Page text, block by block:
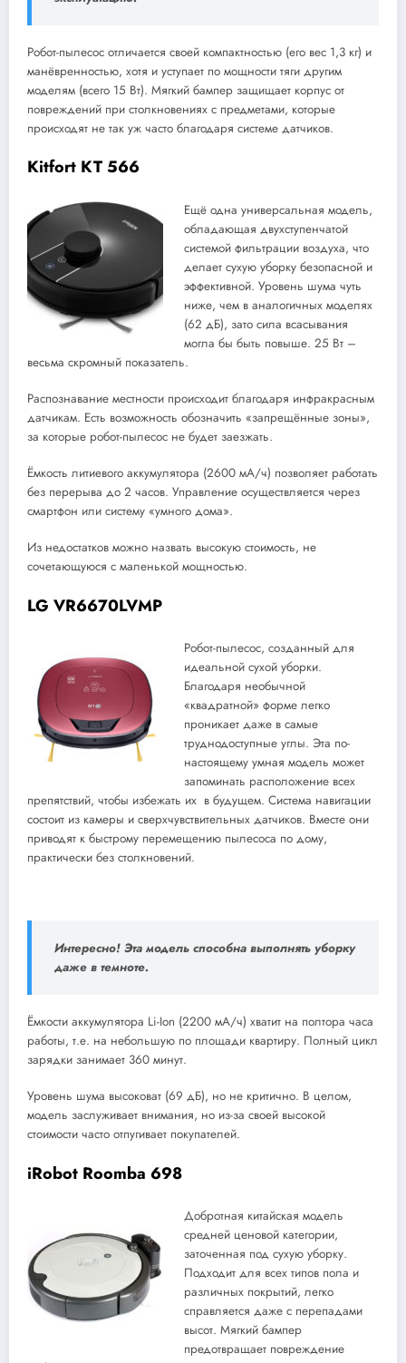
Робот-пылесос отличается своей компактностью (его вес 1,3 кг) и
манёвренностью, хотя и уступает по мощности тяги другим
моделям (всего 15 Вт). Мягкий бампер защищает корпус от
повреждений при столкновениях с предметами, которые
происходят не так уж часто благодаря системе датчиков.
Kitfort КТ 566
Ещё одна универсальная модель,
обладающая двухступенчатой
системой фильтрации воздуха, что
делает сухую уборку безопасной и
эффективной. Уровень шума чуть
ниже, чем в аналогичных моделях
(62 дБ), зато сила всасывания
могла бы быть повыше. 25 Вт –
весьма скромный показатель.
Распознавание местности происходит благодаря инфракрасным
датчикам. Есть возможность обозначить «запрещённые зоны»,
за которые робот-пылесос не будет заезжать.
Ёмкость литиевого аккумулятора (2600 мА/ч) позволяет работать
без перерыва до 2 часов. Управление осуществляется через
смартфон или систему «умного дома».
Из недостатков можно назвать высокую стоимость, не
сочетающуюся с маленькой мощностью.
LG VR6670LVMP
Робот-пылесос, созданный для
идеальной сухой уборки.
Благодаря необычной
«квадратной» форме легко
проникает даже в самые
труднодоступные углы. Эта по-
настоящему умная модель может
запоминать расположение всех
препятствий, чтобы избежать их в будущем. Система навигации
состоит из камеры и сверхчувствительных датчиков. Вместе они
приводят к быстрому перемещению пылесоса по дому,
практически без столкновений.
Интересно! Эта модель способна выполнять уборку
даже в темноте.
Ёмкости аккумулятора Li-Ion (2200 мА/ч) хватит на полтора часа
работы, т.е. на небольшую по площади квартиру. Полный цикл
зарядки занимает 360 минут.
Уровень шума высоковат (69 дБ), но не критично. В целом,
модель заслуживает внимания, но из-за своей высокой
стоимости часто отпугивает покупателей.
iRobot Roomba 698
Добротная китайская модель
средней ценовой категории,
заточенная под сухую уборку.
Подходит для всех типов пола и
различных покрытий, легко
справляется даже с перепадами
высот. Мягкий бампер
предотвращает повреждение